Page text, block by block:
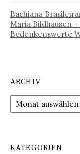
Bachiana
Maria Bildhausen
Bedenkenswerte
ARCHIV
Archiv
KATEGORIEN